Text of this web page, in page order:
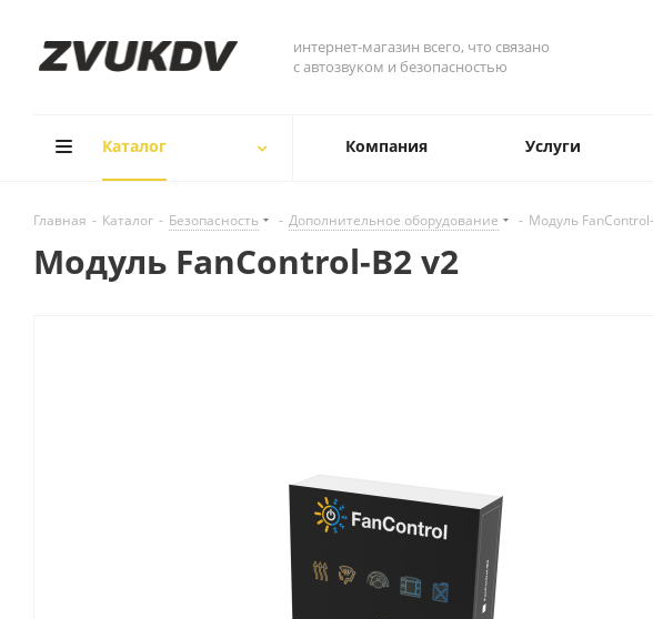
интернет-магазин всего, что связано
с автозвуком и безопасностью
Каталог Компания Услуги
Главная - Каталог - Безопасность - Дополнительное оборудование - Модуль
Модуль FanControl-B2 v2